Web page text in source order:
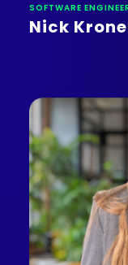
SOFTWARE
Nick